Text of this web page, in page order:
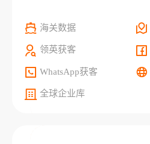
海关数据
领英获客
WhatsApp获客
全球企业库